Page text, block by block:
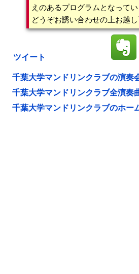
えのあるプログラムとなってい
どうぞお誘い合わせの上お越し
ツイート
千葉大学マンドリンクラブの演奏
千葉大学マンドリンクラブ全演奏
千葉大学マンドリンクラブのホー